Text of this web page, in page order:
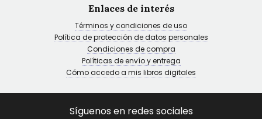
Enlaces de interés
Términos y condiciones de uso
Política de protección de datos personales
Condiciones de compra
Políticas de envío y entrega
Cómo accedo a mis libros digitales
Síguenos en redes sociales